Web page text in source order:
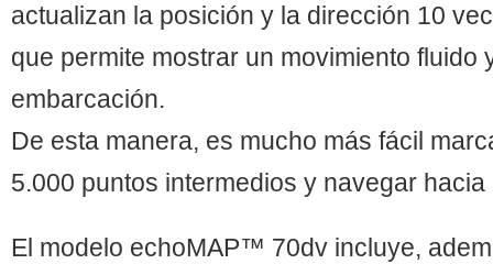
actualizan la posición y la dirección 10
que permite mostrar un movimiento fluido
embarcación.
De esta manera, es mucho más fácil
5.000 puntos intermedios y navegar hacia
El modelo echoMAP™ 70dv incluye,